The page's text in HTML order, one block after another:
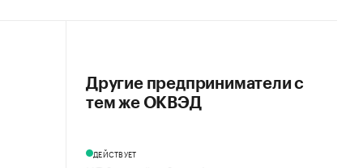
Другие предприниматели с
тем же ОКВЭД
ДЕЙСТВУЕТ